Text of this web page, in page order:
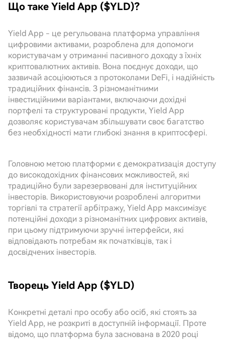
Що таке Yield App ($YLD)?
Yield App - це регульована платформа управління
цифровими активами, розроблена для допомоги
користувачам у отриманні пасивного доходу з їхніх
криптовалютних активів. Вона поєднує доходи, що
зазвичай асоціюються з протоколами DeFi, і надійність
традиційних фінансів. З різноманітними
інвестиційними варіантами, включаючи дохідні
портфелі та структуровані продукти, Yield App
дозволяє користувачам збільшувати своє багатство
без необхідності мати глибокі знання в криптосфері.
Головною метою платформи є демократизація доступу
до високодохідних фінансових можливостей, які
традиційно були зарезервовані для інституційних
інвесторів. Використовуючи розроблені алгоритми
торгівлі та стратегії арбітражу, Yield App максимізує
потенційні доходи з різноманітних цифрових активів,
при цьому підтримуючи зручні інтерфейси, які
відповідають потребам як початківців, так і
досвідчених інвесторів.
Творець Yield App ($YLD)
Конкретні деталі про особу або осіб, які стоять за
Yield App, не розкриті в доступній інформації. Проте
відомо, що платформа була заснована в 2020 році